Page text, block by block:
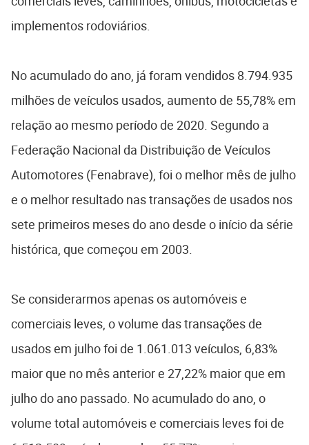
implementos rodoviários.
No acumulado do ano, já foram vendidos 8.794.935
milhões de veículos usados, aumento de 55,78% em
relação ao mesmo período de 2020. Segundo a
Federação Nacional da Distribuição de Veículos
Automotores (Fenabrave), foi o melhor mês de julho
e o melhor resultado nas transações de usados nos
sete primeiros meses do ano desde o início da série
histórica, que começou em 2003.
Se considerarmos apenas os automóveis e
comerciais leves, o volume das transações de
usados em julho foi de 1.061.013 veículos, 6,83%
maior que no mês anterior e 27,22% maior que em
julho do ano passado. No acumulado do ano, o
volume total automóveis e comerciais leves foi de